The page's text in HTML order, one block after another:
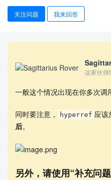
%% and version 1.3 or later is
%% version 2005/12/01 or later.
%% The Current Maintainer
%% !Mode:: "TeX:UTF-8"
documentclass{mcmthesis}
%documentclass[CTeX =
装时请注释上一行使用该行的
加粗显示，黑色可以修改为
tcn = 0000, problem = A,
t = true,
关注问题 我来回答
这家伙很
一般这个情况出现在你多次调
同时要注意， hyperref 应该
后。
另外，请使用“补充问